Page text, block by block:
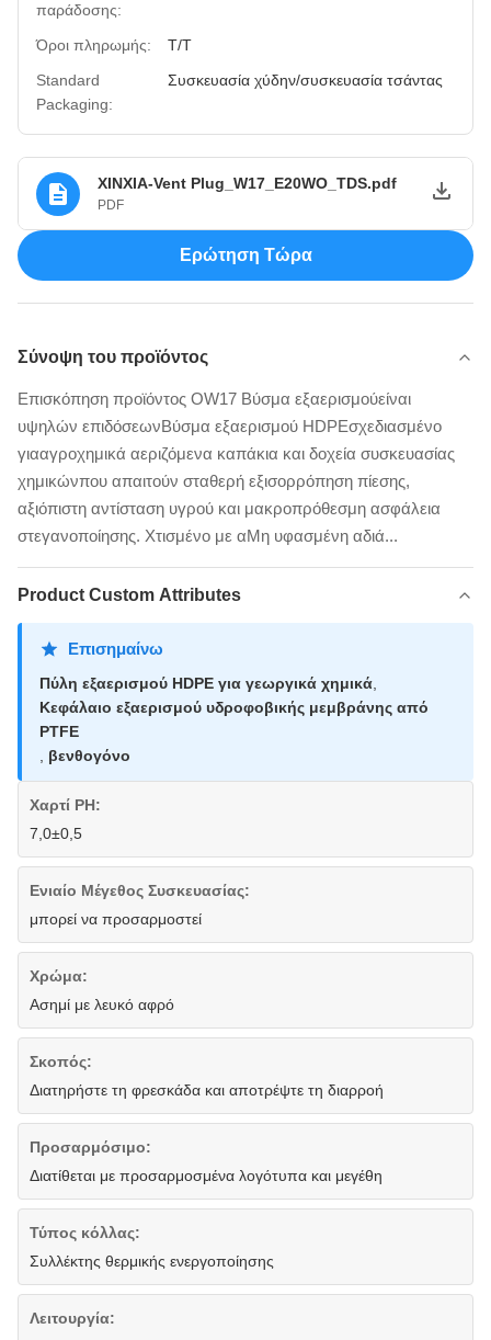
παράδοσης:
Όροι πληρωμής:
T/T
Standard
Packaging:
Συσκευασία χύδην/συσκευασία τσάντας
XINXIA-Vent Plug_W17_E20WO_TDS.pdf
PDF
Ερώτηση Τώρα
Σύνοψη του προϊόντος
Επισκόπηση προϊόντος ΟW17 Βύσμα εξαερισμούείναι
υψηλών επιδόσεωνΒύσμα εξαερισμού HDPEσχεδιασμένο
γιααγροχημικά αεριζόμενα καπάκια και δοχεία συσκευασίας
χημικώνπου απαιτούν σταθερή εξισορρόπηση πίεσης,
αξιόπιστη αντίσταση υγρού και μακροπρόθεσμη ασφάλεια
στεγανοποίησης. Χτισμένο με αΜη υφασμένη αδιά...
Product Custom Attributes
Επισημαίνω
Πύλη εξαερισμού HDPE για γεωργικά χημικά,
Κεφάλαιο εξαερισμού υδροφοβικής μεμβράνης από
PTFE
, βενθογόνο
Χαρτί PH:
7,0±0,5
Ενιαίο Μέγεθος Συσκευασίας:
μπορεί να προσαρμοστεί
Χρώμα:
Ασημί με λευκό αφρό
Σκοπός:
Διατηρήστε τη φρεσκάδα και αποτρέψτε τη διαρροή
Προσαρμόσιμο:
Διατίθεται με προσαρμοσμένα λογότυπα και μεγέθη
Τύπος κόλλας:
Συλλέκτης θερμικής ενεργοποίησης
Λειτουργία: